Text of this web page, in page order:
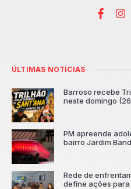
ÚLTIMAS NOTÍCIAS
Barroso recebe
neste domingo
PM apreende
bairro Jardim
Rede de
define ações para